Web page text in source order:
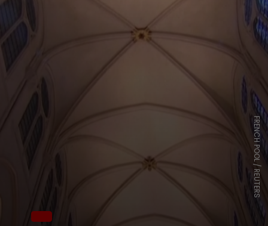
FRENCH POOL / REUTERS